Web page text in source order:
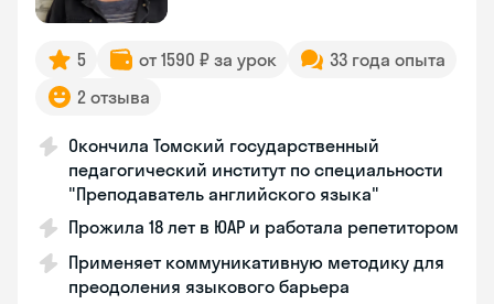
5 от 1590 ₽ за урок
33 года опыта
2 отзыва
Окончила Томский государственный
педагогический институт по специальности
"Преподаватель английского языка"
Прожила 18 лет в ЮАР и работала репетитором
Применяет коммуникативную методику для
преодоления языкового барьера